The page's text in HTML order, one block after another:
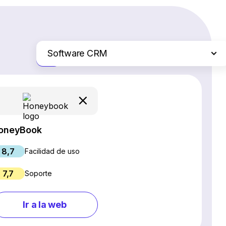
Software CRM
Servicios de hosting web
Software de gestión de proyectos
Chat en vivo y chatbots
Marketing por correo electrónico
Solo las diferencias
8,7 Facilidad de uso
7,7 Soporte
Ir a la web